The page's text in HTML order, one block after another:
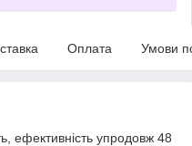
Оплата Умови
ефективність упродовж 48